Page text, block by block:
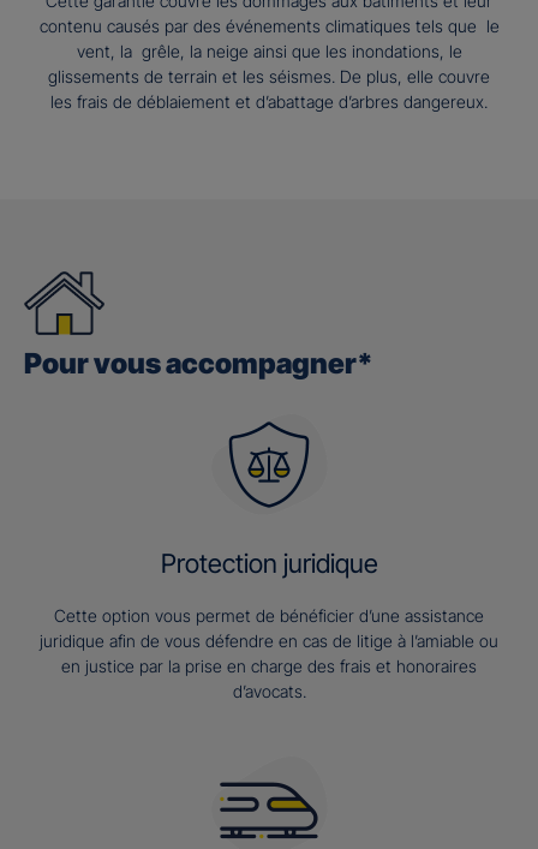
contenu causés par des événements climatiques tels que le
vent, la grêle, la neige ainsi que les inondations, le
glissements de terrain et les séismes. De plus, elle couvre
les frais de déblaiement et d’abattage d’arbres dangereux.
Pour vous accompagner*
Protection juridique
Cette option vous permet de bénéficier d’une assistance
juridique afin de vous défendre en cas de litige à l’amiable ou
en justice par la prise en charge des frais et honoraires
d’avocats.